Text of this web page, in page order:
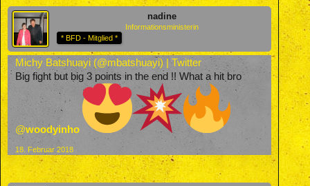
nadine
Informationsministerin
* BFD - Mitglied *
Michy Batshuayi (@mbatshuayi) | Twitter
Big fight but big 3 points in the end !! What a hit bro
@woodyinho
18. Februar 2018